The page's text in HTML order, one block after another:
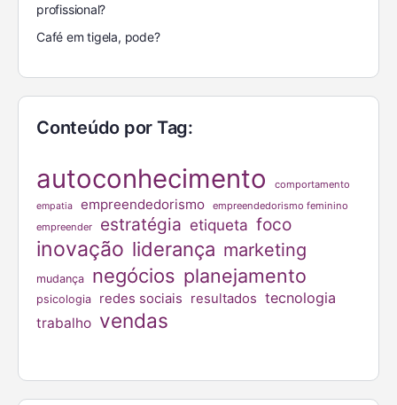
profissional?
Café em tigela, pode?
Conteúdo por Tag:
autoconhecimento comportamento
empatia empreendedorismo
empreendedorismo feminino
empreender
estratégia etiqueta foco
inovação liderança marketing
mudança negócios planejamento
psicologia redes sociais resultados tecnologia
trabalho vendas